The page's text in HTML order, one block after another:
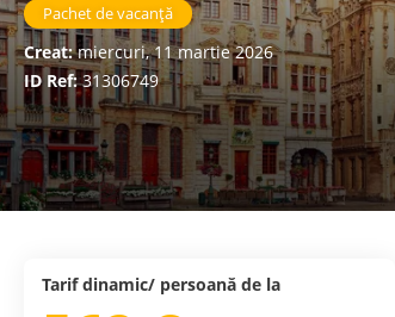
Pachet de vacanță
Creat:miercuri, 11 martie 2026
ID Ref:31306749
Tarif dinamic/ persoană de la